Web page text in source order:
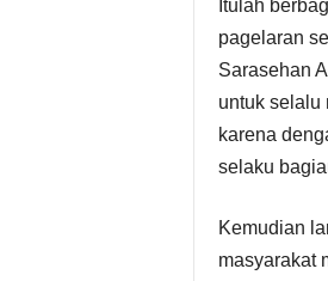
Itulah
pagelaran
Sarasehan
untuk selalu
karena
selaku
Kemudian
masyarakat